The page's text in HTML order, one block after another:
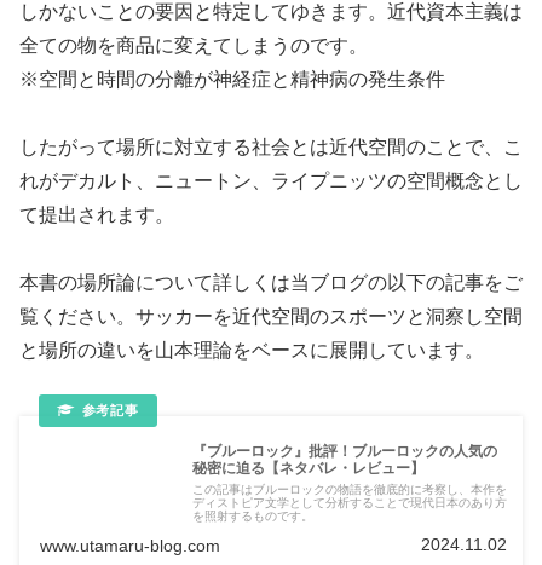
しかないことの要因と特定してゆきます。近代資本主義は
全ての物を商品に変えてしまうのです。
※空間と時間の分離が神経症と精神病の発生条件
したがって場所に対立する社会とは近代空間のことで、こ
れがデカルト、ニュートン、ライプニッツの空間概念とし
て提出されます。
本書の場所論について詳しくは当ブログの以下の記事をご
覧ください。サッカーを近代空間のスポーツと洞察し空間
と場所の違いを山本理論をベースに展開しています。
『ブルーロック』批評！ブルーロックの人気の
秘密に迫る【ネタバレ・レビュー】
この記事はブルーロックの物語を徹底的に考察し、本作を
ディストピア文学として分析することで現代日本のあり方
を照射するものです。
www.utamaru-blog.com 2024.11.02